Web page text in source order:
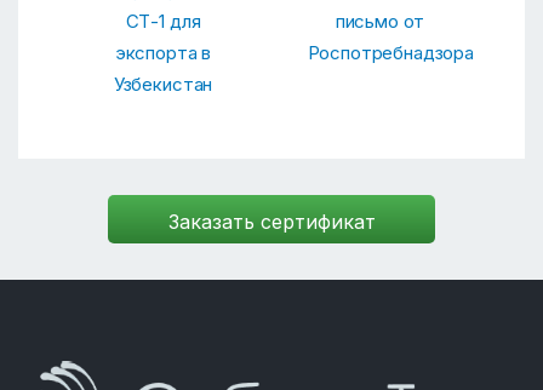
СТ-1 для
экспорта в
Узбекистан
письмо от
Роспотребнадзора